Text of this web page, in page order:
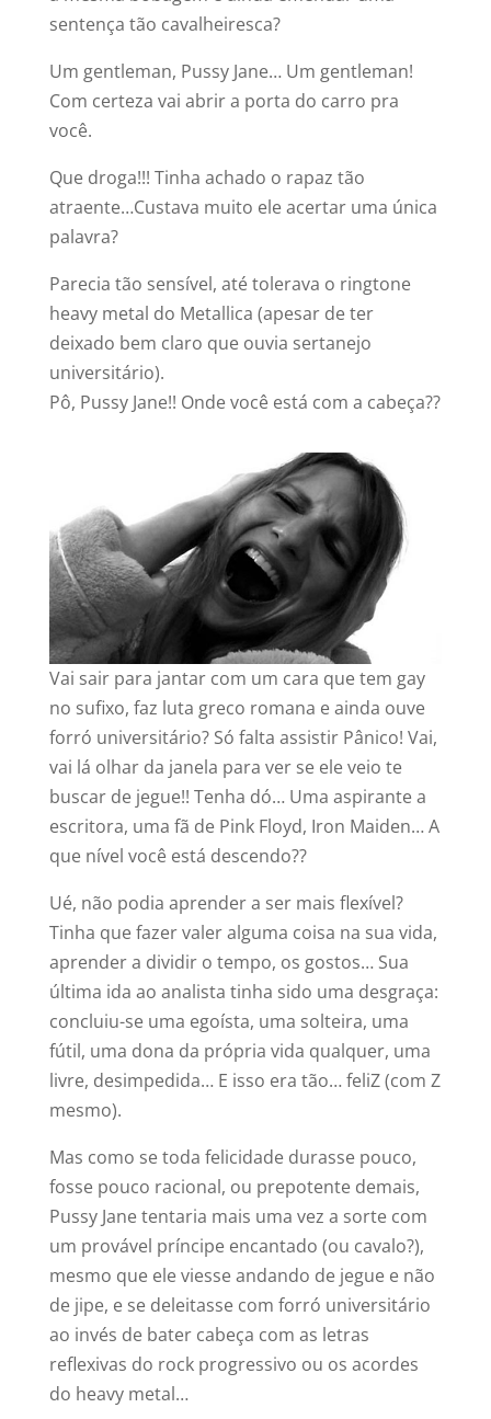
sentença tão cavalheiresca?
Um gentleman, Pussy Jane… Um gentleman!
Com certeza vai abrir a porta do carro pra
você.
Que droga!!! Tinha achado o rapaz tão
atraente…Custava muito ele acertar uma única
palavra?
Parecia tão sensível, até tolerava o ringtone
heavy metal do Metallica (apesar de ter
deixado bem claro que ouvia sertanejo
universitário).
Pô, Pussy Jane!! Onde você está com a cabeça??
Vai sair para jantar com um cara que tem gay
no sufixo, faz luta greco romana e ainda ouve
forró universitário? Só falta assistir Pânico! Vai,
vai lá olhar da janela para ver se ele veio te
buscar de jegue!! Tenha dó… Uma aspirante a
escritora, uma fã de Pink Floyd, Iron Maiden… A
que nível você está descendo??
Ué, não podia aprender a ser mais flexível?
Tinha que fazer valer alguma coisa na sua vida,
aprender a dividir o tempo, os gostos… Sua
última ida ao analista tinha sido uma desgraça:
concluiu-se uma egoísta, uma solteira, uma
fútil, uma dona da própria vida qualquer, uma
livre, desimpedida… E isso era tão… feliZ (com Z
mesmo).
Mas como se toda felicidade durasse pouco,
fosse pouco racional, ou prepotente demais,
Pussy Jane tentaria mais uma vez a sorte com
um provável príncipe encantado (ou cavalo?),
mesmo que ele viesse andando de jegue e não
de jipe, e se deleitasse com forró universitário
ao invés de bater cabeça com as letras
reflexivas do rock progressivo ou os acordes
do heavy metal…